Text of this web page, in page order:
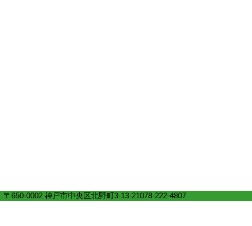
〒650-0002 神戸市中央区北野町3-13-21078-222-4807